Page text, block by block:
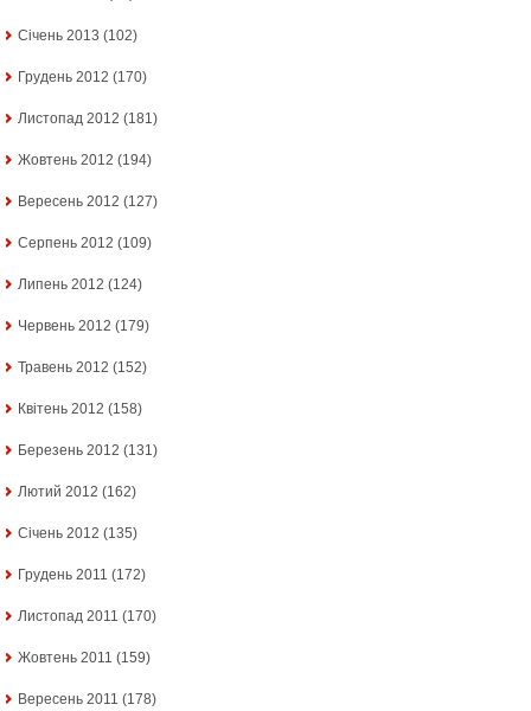
Січень 2013 (102)
Грудень 2012 (170)
Листопад 2012 (181)
Жовтень 2012 (194)
Вересень 2012 (127)
Серпень 2012 (109)
Липень 2012 (124)
Червень 2012 (179)
Травень 2012 (152)
Квітень 2012 (158)
Березень 2012 (131)
Лютий 2012 (162)
Січень 2012 (135)
Грудень 2011 (172)
Листопад 2011 (170)
Жовтень 2011 (159)
Вересень 2011 (178)